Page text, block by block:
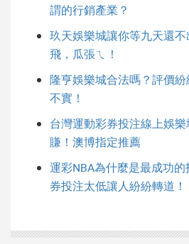
謂的行銷產業？
玖天娛樂城讓你等九天還
飛，瓜張ㄟ！
隆亨娛樂城合法嗎？評價
不實！
台灣運動彩券投注線上娛
賺！澳博指定推薦
運彩NBA為什麼是最成功
券投注太低讓人紛紛轉道！